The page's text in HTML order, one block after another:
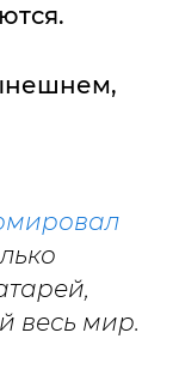
весь мир.